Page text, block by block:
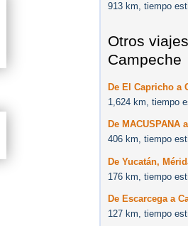
913 km, tiempo
Otros
Campeche
De El Capricho a
1,624 km, tiempo
De MACUSPANA
406 km, tiempo
De Yucatán,
176 km, tiempo
De Escarcega a
127 km, tiempo